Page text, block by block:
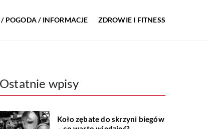
POGODA / INFORMACJE ZDROWIE I FITNESS
Ostatnie wpisy
Koło zębate do skrzyni biegów